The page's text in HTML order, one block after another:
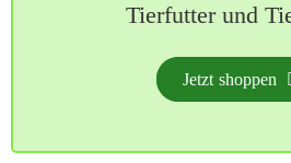
Tierfutter und
Jetzt shoppen